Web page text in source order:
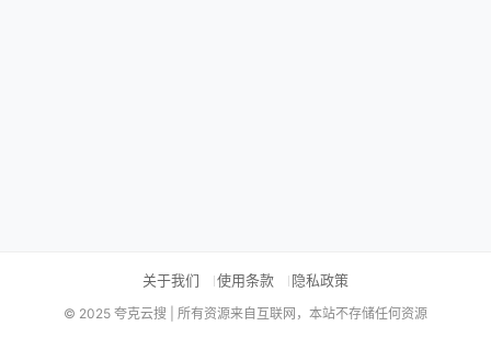
关于我们 使用条款 隐私政策
© 2025 夸克云搜 | 所有资源来自互联网，本站不存储任何资源